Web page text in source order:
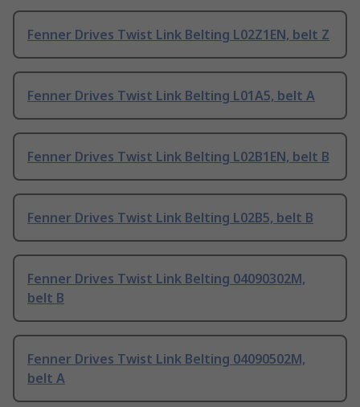
Fenner Drives Twist Link Belting L02Z1EN, belt Z
Fenner Drives Twist Link Belting L01A5, belt A
Fenner Drives Twist Link Belting L02B1EN, belt B
Fenner Drives Twist Link Belting L02B5, belt B
Fenner Drives Twist Link Belting 04090302M,
belt B
Fenner Drives Twist Link Belting 04090502M,
belt A